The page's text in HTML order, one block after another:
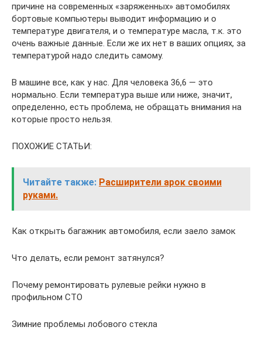
причине на современных «заряженных» автомобилях
бортовые компьютеры выводит информацию и о
температуре двигателя, и о температуре масла, т.к. это
очень важные данные. Если же их нет в ваших опциях, за
температурой надо следить самому.
В машине все, как у нас. Для человека 36,6 — это
нормально. Если температура выше или ниже, значит,
определенно, есть проблема, не обращать внимания на
которые просто нельзя.
ПОХОЖИЕ СТАТЬИ:
Читайте также: Расширители арок своими
руками.
Как открыть багажник автомобиля, если заело замок
Что делать, если ремонт затянулся?
Почему ремонтировать рулевые рейки нужно в
профильном CTO
Зимние проблемы лобового стекла